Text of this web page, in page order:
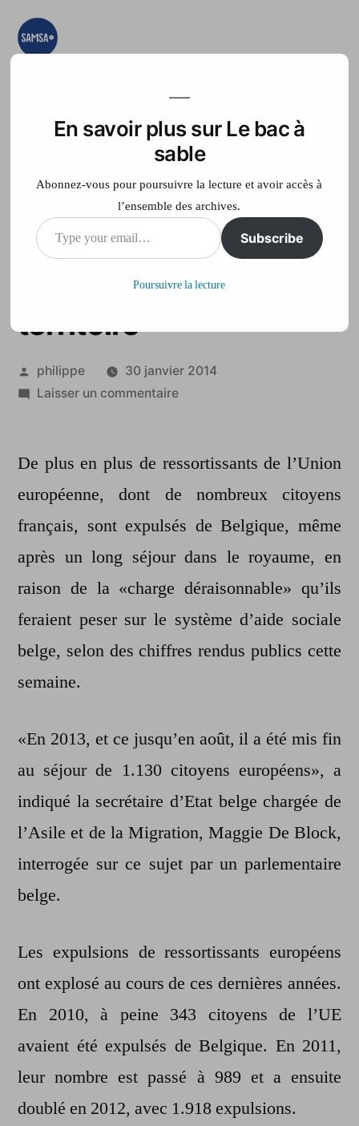
Aller
teste, on expérimente
Accueil France Télé
La Belgique ne veut
plus d’expats sur son
territoire
Publié
par
philippe
30 janvier 2014
Laisser un commentairesur
ne
plus
d’expats
sur
territoire
De plus en plus de ressortissants de l’Union
européenne, dont de nombreux citoyens
français, sont expulsés de Belgique, même
après un long séjour dans le royaume, en
raison de la «charge déraisonnable» qu’ils
feraient peser sur le système d’aide sociale
belge, selon des chiffres rendus publics cette
semaine.
«En 2013, et ce jusqu’en août, il a été mis fin
au séjour de 1.130 citoyens européens», a
indiqué la secrétaire d’Etat belge chargée de
l’Asile et de la Migration, Maggie De Block,
interrogée sur ce sujet par un parlementaire
belge.
Les expulsions de ressortissants européens
ont explosé au cours de ces dernières années.
En 2010, à peine 343 citoyens de l’UE
avaient été expulsés de Belgique. En 2011,
leur nombre est passé à 989 et a ensuite
doublé en 2012, avec 1.918 expulsions.
En savoir plus sur Le bac à
sable
Abonnez-vous pour poursuivre la lecture et avoir accès à
l’ensemble des archives.
Type
your
Subscribe
Poursuivre la lecture